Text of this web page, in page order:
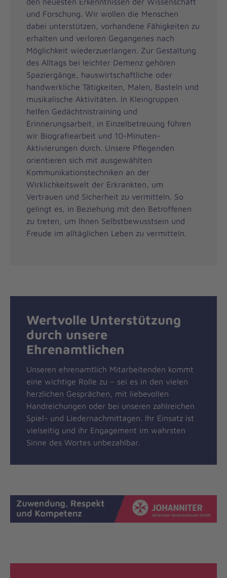
und Forschung. Wir wollen die Menschen
dabei unterstützen, vorhandene Fähigkeiten zu
erhalten und verloren Gegangenes nach
Möglichkeit wiederzuerlangen. Zur Gestaltung
des Alltags bei leichter Demenz gehören
Spaziergänge, hauswirtschaftliche oder
handwerkliche Tätigkeiten, Malen, Basteln und
musikalische Aktivitäten. In Kleingruppen
helfen Gedächtnistraining und
Erinnerungsarbeit, in Einzelbetreuung führen
wir Biografiearbeit und 10-Minuten-
Aktivierungen durch. Unsere Pflegenden
orientieren sich mit ausgewählten
Kommunikationstechniken an der
Wirklichkeitswelt der Erkrankten, um
Vertrauen und Sicherheit zu vermitteln. So
gelingt es, in Beziehung mit den Betroffenen
zu treten, um Ihnen Selbstbewusstsein und
Freude im alltäglichen Leben zu vermitteln.
Wertvolle Unterstützung
durch unsere
Ehrenamtlichen
Unseren ehrenamtlich Mitarbeitenden kommt
eine wichtige Rolle zu – sei es in den vielen
herzlichen Gesprächen, mit liebevollen
Handreichungen oder bei unseren zahlreichen
Spiel- und Liedernachmittagen. Ihr Einsatz ist
vielseitig und ihr Engagement im wahrsten
Sinne des Wortes unbezahlbar.